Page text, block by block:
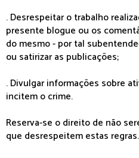
. Desrespeitar o trabalho
presente blogue ou os
do mesmo - por tal
ou satirizar as publicações;
. Divulgar informações sobre
incitem o crime.
Reserva-se o direito de não
que desrespeitem estas regras.